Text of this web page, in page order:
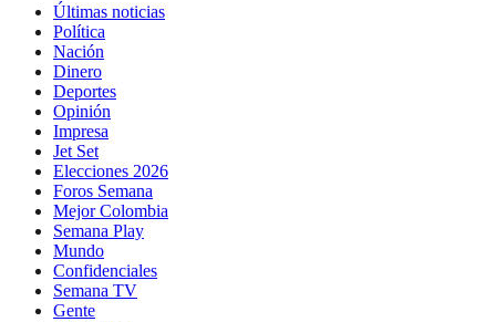
Últimas noticias
Política
Nación
Dinero
Deportes
Opinión
Impresa
Jet Set
Elecciones 2026
Foros Semana
Mejor Colombia
Semana Play
Mundo
Confidenciales
Semana TV
Gente